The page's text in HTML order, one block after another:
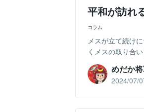
平和が訪れ
コラム
メスが立て続け
くメスの取り合
めだか
2024/07/